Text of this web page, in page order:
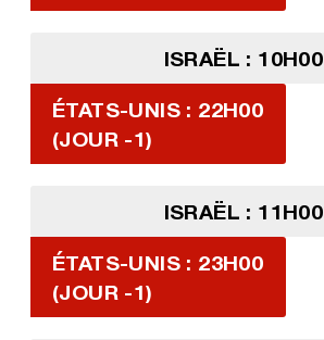
ISRAËL : 10H00
ÉTATS-UNIS : 22H00
(JOUR -1)
ISRAËL : 11H00
ÉTATS-UNIS : 23H00
(JOUR -1)